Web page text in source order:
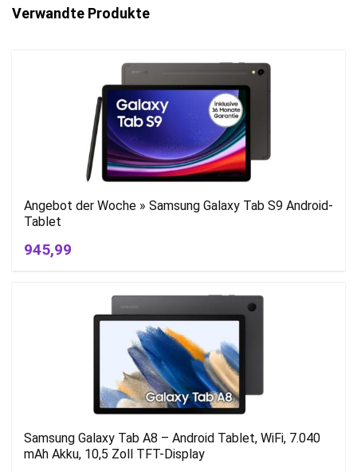
Verwandte Produkte
Angebot der Woche » Samsung Galaxy Tab S9 Android-
Tablet
945,99
Samsung Galaxy Tab A8 – Android Tablet, WiFi, 7.040
mAh Akku, 10,5 Zoll TFT-Display